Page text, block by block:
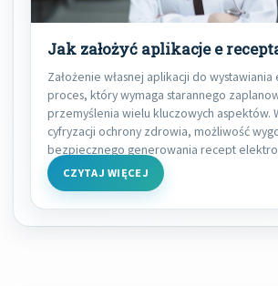
Jak założyć aplikacje e
Założenie własnej aplikacji do
proces, który wymaga starannego
przemyślenia wielu kluczowych aspektów.
cyfryzacji ochrony zdrowia, możliwość
bezpiecznego generowania recept
CZYTAJ WIĘCEJ